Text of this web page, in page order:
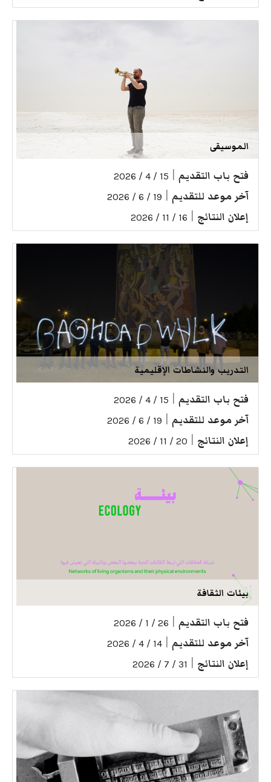
الموسيقى
فتح باب التقديم 15 / 4 / 2026
آخر موعد للتقديم 19 / 6 / 2026
إعلان النتائج 16 / 11 / 2026
التدريب والنشاطات الإقليمية
فتح باب التقديم 15 / 4 / 2026
آخر موعد للتقديم 19 / 6 / 2026
إعلان النتائج 20 / 11 / 2026
بيئات الثقافة
فتح باب التقديم 26 / 1 / 2026
آخر موعد للتقديم 14 / 4 / 2026
إعلان النتائج 31 / 7 / 2026